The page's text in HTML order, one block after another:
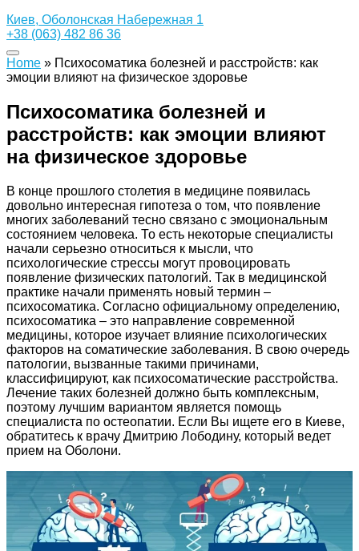
Киев, Оболонская Набережная 1
+38 (063) 482 86 36
Home » Психосоматика болезней и расстройств: как
эмоции влияют на физическое здоровье
Психосоматика болезней и
расстройств: как эмоции влияют
на физическое здоровье
В конце прошлого столетия в медицине появилась
довольно интересная гипотеза о том, что появление
многих заболеваний тесно связано с эмоциональным
состоянием человека. То есть некоторые специалисты
начали серьезно относиться к мысли, что
психологические стрессы могут провоцировать
появление физических патологий. Так в медицинской
практике начали применять новый термин –
психосоматика. Согласно официальному определению,
психосоматика – это направление современной
медицины, которое изучает влияние психологических
факторов на соматические заболевания. В свою очередь
патологии, вызванные такими причинами,
классифицируют, как психосоматические расстройства.
Лечение таких болезней должно быть комплексным,
поэтому лучшим вариантом является помощь
специалиста по остеопатии. Если Вы ищете его в Киеве,
обратитесь к врачу Дмитрию Лободину, который ведет
прием на Оболони.